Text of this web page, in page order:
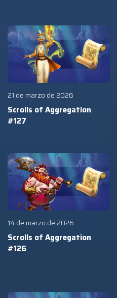
21 de marzo de 2026
Scrolls of Aggregation
#127
14 de marzo de 2026
Scrolls of Aggregation
#126